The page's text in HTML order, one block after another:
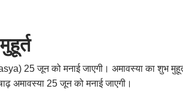
25 जून को मनाई जाएगी। अमावस्या का शुभ
अमावस्या 25 जून को मनाई जाएगी।